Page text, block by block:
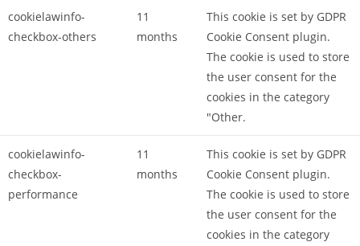
cookielawinfo-
checkbox-others
11
months
This cookie is set by GDPR
Cookie Consent plugin.
The cookie is used to store
the user consent for the
cookies in the category
"Other.
cookielawinfo-
checkbox-
performance
11
months
This cookie is set by GDPR
Cookie Consent plugin.
The cookie is used to store
the user consent for the
cookies in the category